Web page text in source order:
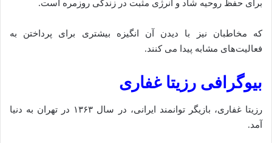
برای حفظ روحیه شاد و انرژی مثبت در زندگی روزمره است.
که مخاطبان نیز با دیدن آن انگیزه بیشتری برای پرداختن به
فعالیت‌های مشابه پیدا می‌ کنند.
بیوگرافی رزیتا غفاری
رزیتا غفاری، بازیگر توانمند ایرانی، در سال ۱۳۶۳ در تهران به دنیا
آ‌مد.